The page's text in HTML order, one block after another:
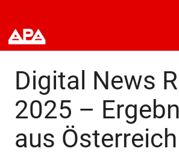
Digital News
2025 –
aus Österreich